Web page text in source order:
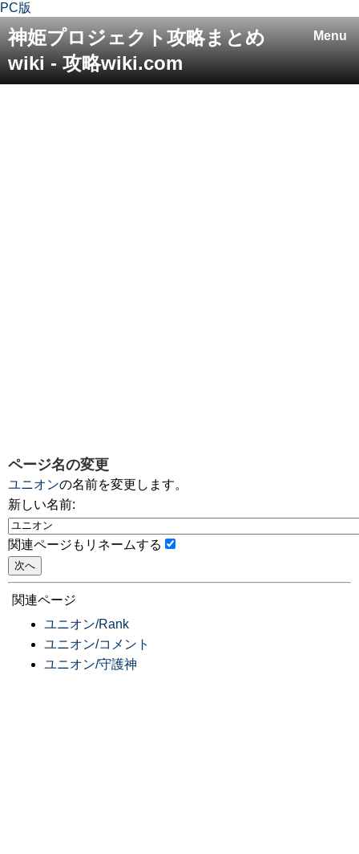
PC版
Menu
神姫プロジェクト攻略まとめ
wiki - 攻略wiki.com
ページ名の変更
ユニオンの名前を変更します。
新しい名前:
関連ページもリネームする
関連ページ
ユニオン/Rank
ユニオン/コメント
ユニオン/守護神